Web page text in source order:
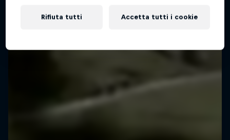
Rifiuta tutti Accetta tutti i cookie